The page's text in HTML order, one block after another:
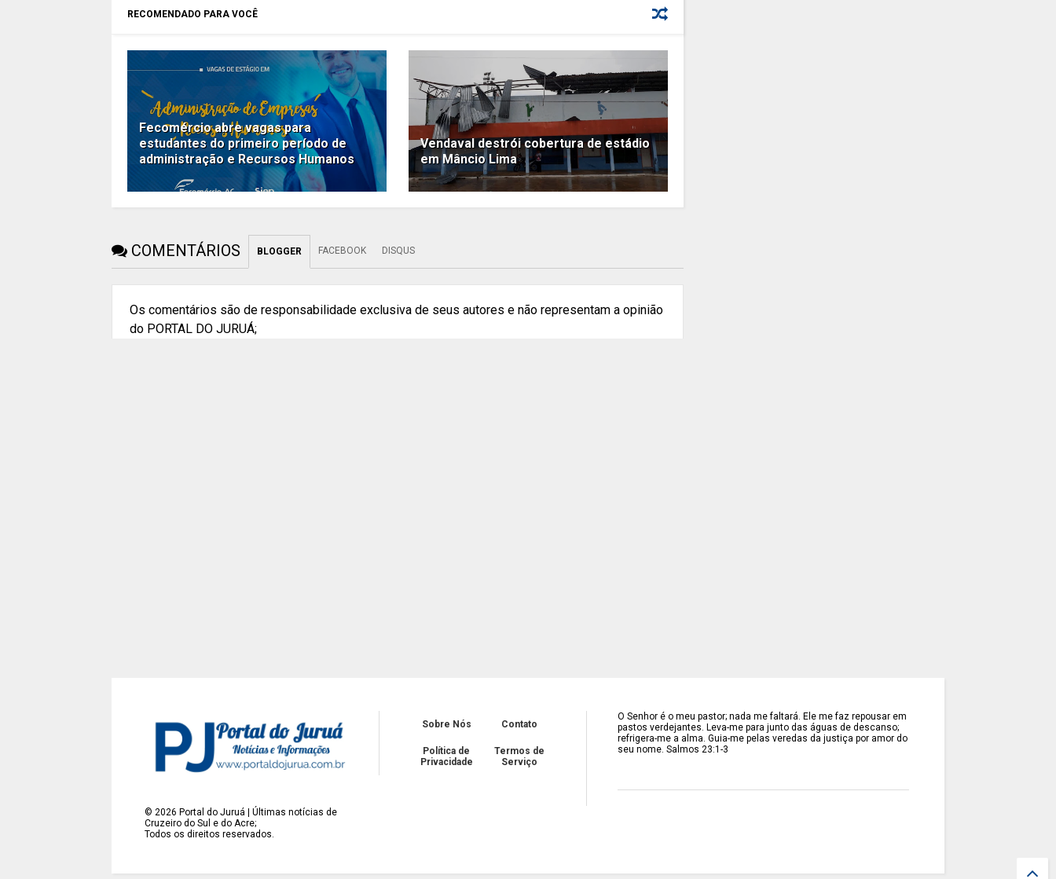
RECOMENDADO PARA VOCÊ
Fecomércio abre vagas para
estudantes do primeiro período de
administração e Recursos Humanos
Vendaval destrói cobertura de estádio
em Mâncio Lima
COMENTÁRIOS BLOGGER FACEBOOK DISQUS
Os comentários são de responsabilidade exclusiva de seus autores e não representam a opinião
do PORTAL DO JURUÁ;
©2026 Portal do Juruá | Últimas notícias de
Cruzeiro do Sul e do Acre;
Todos os direitos reservados.
Sobre Nós Contato
Política de
Privacidade
Termos de
Serviço
O Senhor é o meu pastor; nada me faltará. Ele me faz repousar em
pastos verdejantes. Leva-me para junto das águas de descanso;
refrigera-me a alma. Guia-me pelas veredas da justiça por amor do
seu nome. Salmos 23:1-3